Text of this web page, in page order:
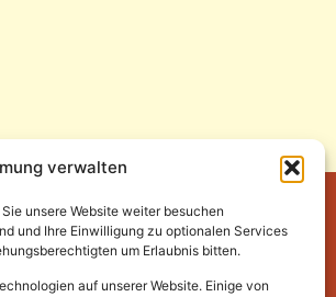
verwalten
unsere Website weiter besuchen
und Ihre Einwilligung zu optionalen Services
um Erlaubnis bitten.
auf unserer Website. Einige von